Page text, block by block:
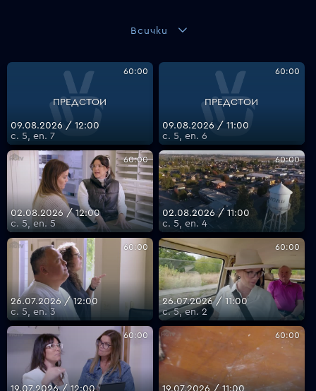
VOYO
Всички
ПРЕДСТОИ
60:00
09.08.2026 / 12:00
с. 5, еп. 7
ПРЕДСТОИ
60:00
09.08.2026 / 11:00
с. 5, еп. 6
60:00
02.08.2026 / 12:00
с. 5, еп. 5
60:00
02.08.2026 / 11:00
с. 5, еп. 4
60:00
26.07.2026 / 12:00
с. 5, еп. 3
60:00
26.07.2026 / 11:00
с. 5, еп. 2
60:00
19.07.2026 / 12:00
60:00
19.07.2026 / 11:00